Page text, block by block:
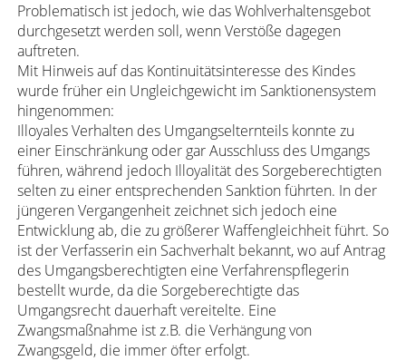
Problematisch ist jedoch, wie das Wohlverhaltensgebot
durchgesetzt werden soll, wenn Verstöße dagegen
auftreten.
Mit Hinweis auf das Kontinuitätsinteresse des Kindes
wurde früher ein Ungleichgewicht im Sanktionensystem
hingenommen:
Illoyales Verhalten des Umgangselternteils konnte zu
einer Einschränkung oder gar Ausschluss des Umgangs
führen, während jedoch Illoyalität des Sorgeberechtigten
selten zu einer entsprechenden Sanktion führten. In der
jüngeren Vergangenheit zeichnet sich jedoch eine
Entwicklung ab, die zu größerer Waffengleichheit führt. So
ist der Verfasserin ein Sachverhalt bekannt, wo auf Antrag
des Umgangsberechtigten eine Verfahrenspflegerin
bestellt wurde, da die Sorgeberechtigte das
Umgangsrecht dauerhaft vereitelte. Eine
Zwangsmaßnahme ist z.B. die Verhängung von
Zwangsgeld, die immer öfter erfolgt.